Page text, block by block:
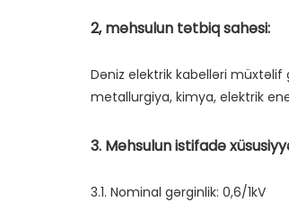
Dəniz elektrik kabelləri müxtəlif
3.1. Nominal gərginlik: 0,6/1kV